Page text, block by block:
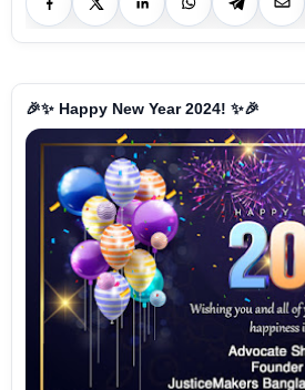
🎉✨ Happy New Year 2024! ✨🎉